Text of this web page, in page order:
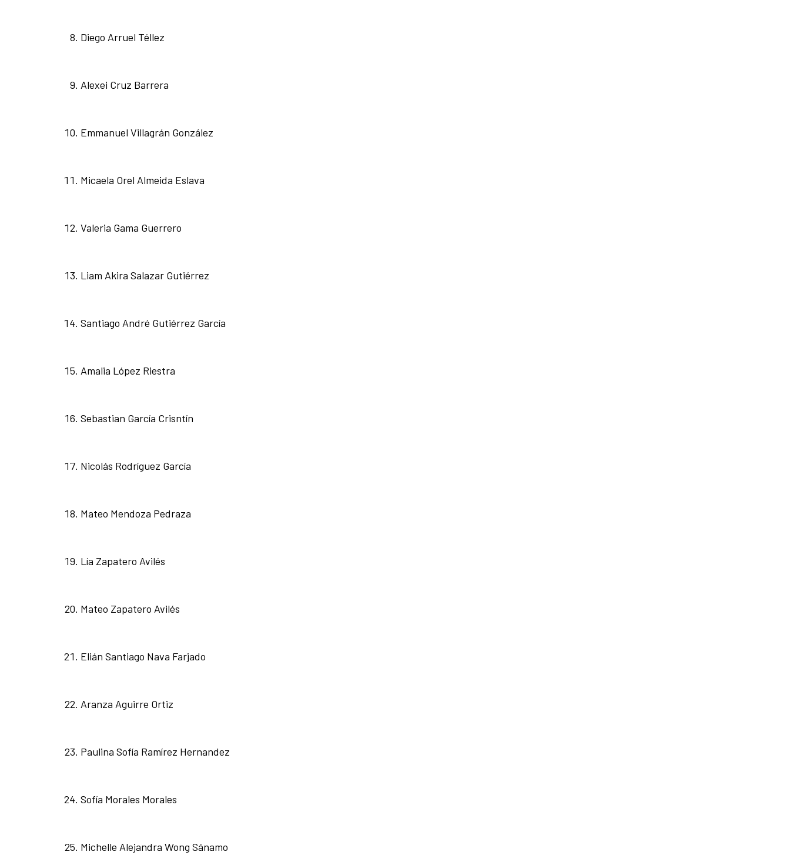
Diego Arruel Téllez
Alexei Cruz Barrera
Emmanuel Villagrán González
Micaela Orel Almeida Eslava
Valeria Gama Guerrero
Liam Akira Salazar Gutiérrez
Santiago André Gutiérrez García
Amalia López Riestra
Sebastian García Crisntín
Nicolás Rodríguez García
Mateo Mendoza Pedraza
Lía Zapatero Avilés
Mateo Zapatero Avilés
Elián Santiago Nava Farjado
Aranza Aguirre Ortiz
Paulina Sofía Ramírez Hernandez
Sofía Morales Morales
Michelle Alejandra Wong Sánamo